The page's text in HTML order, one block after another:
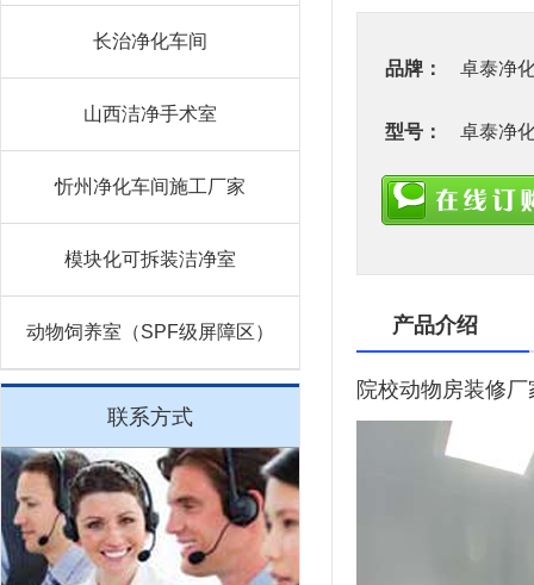
长治净化车间
山西洁净手术室
忻州净化车间施工厂家
模块化可拆装洁净室
动物饲养室（SPF级屏障区）
联系方式
品牌： 卓泰净
型号： 卓泰净
产品介绍
院校动物房装修厂